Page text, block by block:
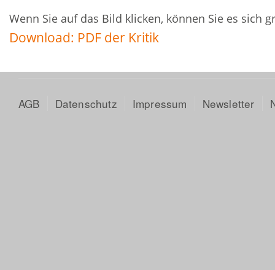
Wenn Sie auf das Bild klicken, können Sie es sich
Download: PDF der Kritik
AGB Datenschutz Impressum Newsletter